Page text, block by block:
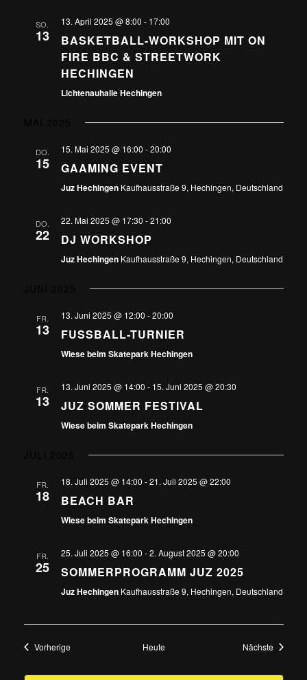
SO.
13
13. April 2025 @ 8:00 - 17:00
BASKETBALL-WORKSHOP MIT ON
FIRE BBC & STREETWORK
HECHINGEN
Lichtenauhalle Hechingen
DO.
15
15. Mai 2025 @ 16:00 -20:00
GAAMING EVENT
Juz Hechingen Kaufhausstraße 9, Hechingen, Deutschland
DO.
22
22. Mai 2025 @ 17:30 -21:00
DJ WORKSHOP
Juz Hechingen Kaufhausstraße 9, Hechingen, Deutschland
FR.
13
13. Juni 2025 @ 12:00 -20:00
FUSSBALL-TURNIER
Wiese beim Skatepark Hechingen
FR.
13
13. Juni 2025 @ 14:00 - 15. Juni 2025 @ 20:30
JUZ SOMMER FESTIVAL
Wiese beim Skatepark Hechingen
FR.
18
18. Juli 2025 @ 14:00 -21. Juli 2025 @ 22:00
BEACH BAR
Wiese beim Skatepark Hechingen
FR.
25
25. Juli 2025 @ 16:00 -2. August 2025 @ 20:00
SOMMERPROGRAMM JUZ 2025
Juz Hechingen Kaufhausstraße 9, Hechingen, Deutschland
VorherigeVeranstaltungen Heute Nächste